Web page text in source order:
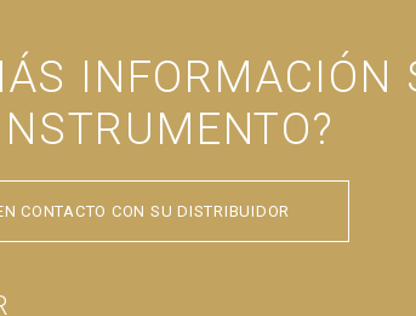
INFORMACIÓN
CONTACTO CON SU DISTRIBUIDOR